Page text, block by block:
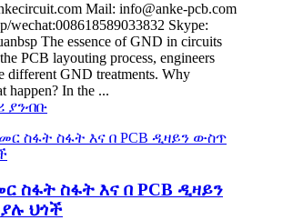
Mail: info@anke-pcb.com
wechat:008618589033832 Skype:
The essence of GND in circuits
PCB layouting process, engineers
different GND treatments. Why
happen? In the ...
ያንብቡ
ስፋት ስፋት እና በ PCB ዲዛይን
ህጎች